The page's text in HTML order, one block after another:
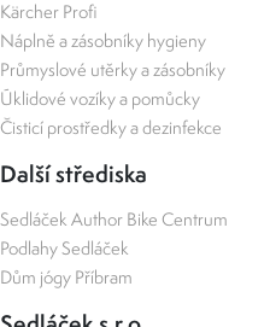
Kärcher Profi
Náplně a zásobníky hygieny
Průmyslové utěrky a zásobníky
Úklidové vozíky a pomůcky
Čisticí prostředky a dezinfekce
Další střediska
Sedláček Author Bike Centrum
Podlahy Sedláček
Dům jógy Příbram